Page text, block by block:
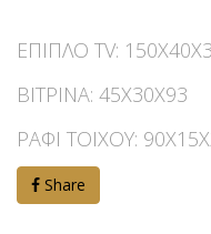
ΕΠΙΠΛΟ TV:
ΒΙΤΡΙΝΑ: 45Χ30Χ93
ΡΑΦΙ ΤΟΙΧΟΥ:
Share